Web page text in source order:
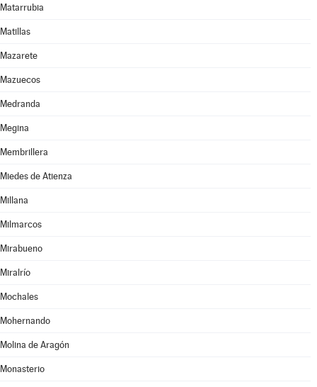
Matarrubia
Matillas
Mazarete
Mazuecos
Medranda
Megina
Membrillera
Miedes de Atienza
Millana
Milmarcos
Mirabueno
Miralrío
Mochales
Mohernando
Molina de Aragón
Monasterio